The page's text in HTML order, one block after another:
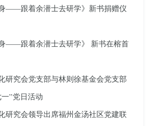
——跟着余潜士去研学》新书捐赠仪
身——跟着余潜士去研学》 新书在榕首
研究会党支部与林则徐基金会党支部
”党日活动
研究会领导出席福州金汤社区党建联